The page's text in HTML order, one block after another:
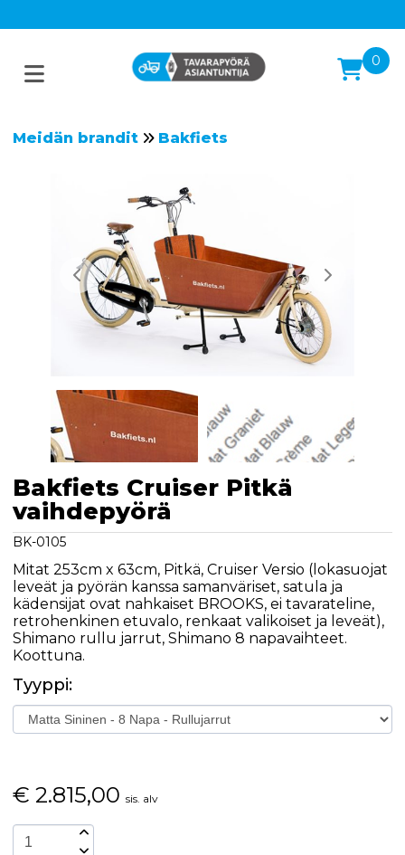
0
Meidän brandit Bakfiets
Bakfiets Cruiser Pitkä
vaihdepyörä
BK-0105
Mitat 253cm x 63cm, Pitkä, Cruiser Versio (lokasuojat
leveät ja pyörän kanssa samanväriset, satula ja
kädensijat ovat nahkaiset BROOKS, ei tavarateline,
retrohenkinen etuvalo, renkaat valikoiset ja leveät),
Shimano rullu jarrut, Shimano 8 napavaihteet.
Koottuna.
Tyyppi:
€ 2.815,00 sis. alv